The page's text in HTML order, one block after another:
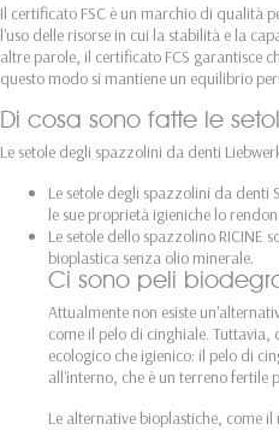
Il certificato FSC è un marchio di qualità
l'uso delle risorse in cui la stabilità e la
altre parole, il certificato FCS garantisce
questo modo si mantiene un equilibrio
Di cosa sono fatte le
Le setole degli spazzolini da denti
Le setole degli spazzolini da denti
le sue proprietà igieniche lo
Le setole dello spazzolino RICINE
bioplastica senza olio minerale.
Ci sono peli
Attualmente non esiste
come il pelo di cinghiale.
ecologico che igienico: il pelo di
all'interno, che è un terreno fertile
Le alternative bioplastiche, come